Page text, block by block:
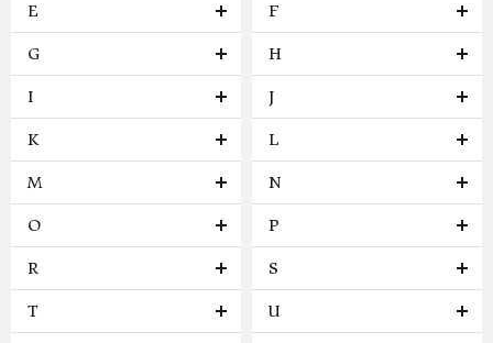
E F
G H
I J
K L
M N
O P
R S
T U